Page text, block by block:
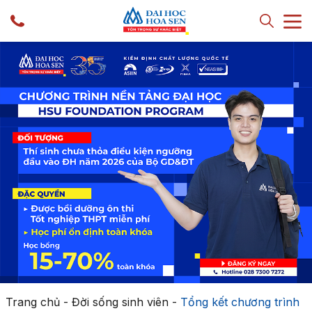
Trang chủ- Đời sống sinh viên- Tổng kết chương trình